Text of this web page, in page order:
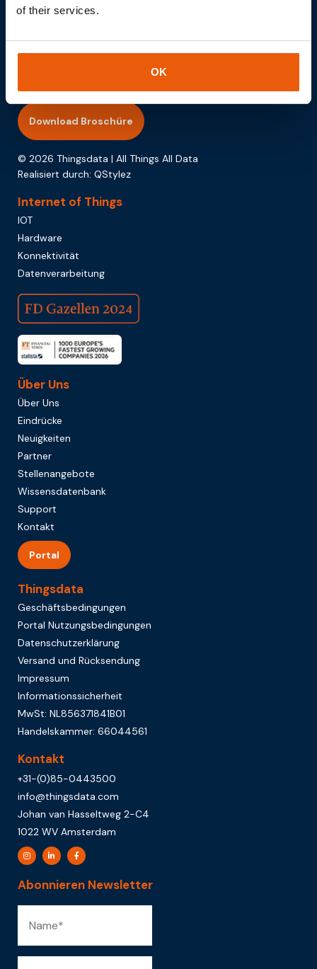
of their services.
OK
Download Broschüre
© 2026 Thingsdata | All Things All Data
Realisiert durch: QStylez
Internet of Things
IOT
Hardware
Konnektivität
Datenverarbeitung
Über Uns
Über Uns
Eindrücke
Neuigkeiten
Partner
Stellenangebote
Wissensdatenbank
Support
Kontakt
Portal
Thingsdata
Geschäftsbedingungen
Portal Nutzungsbedingungen
Datenschutzerklärung
Versand und Rücksendung
Impressum
Informationssicherheit
MwSt: NL856371841B01
Handelskammer: 66044561
Kontakt
+31-(0)85-0443500
info@thingsdata.com
Johan van Hasseltweg 2-C4
1022 WV Amsterdam
Abonnieren Newsletter